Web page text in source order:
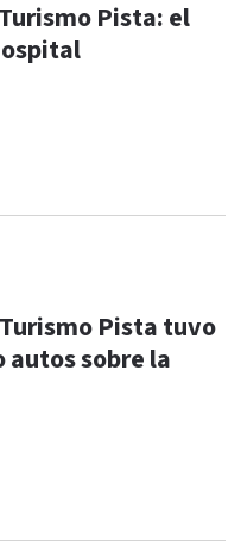
Pista: el
Pista tuvo
sobre la